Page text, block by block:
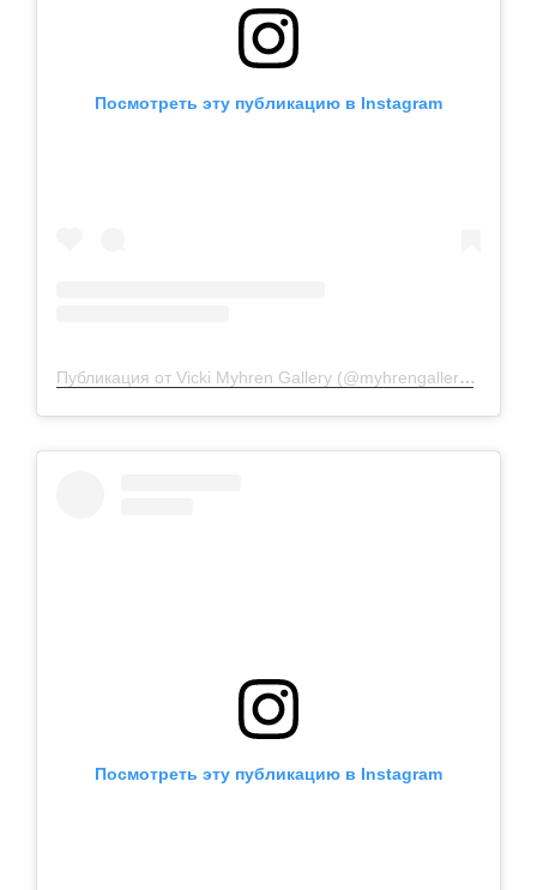
Посмотреть эту публикацию в Instagram
Публикация от Vicki Myhren Gallery (@myhrengallery)
Посмотреть эту публикацию в Instagram